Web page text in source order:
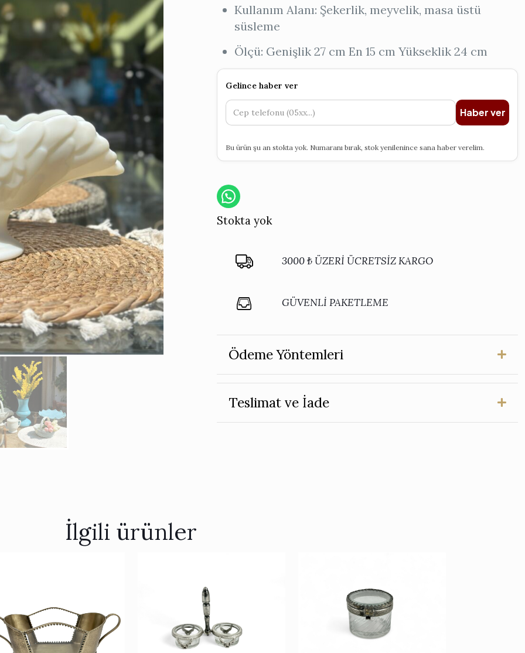
Kullanım Alanı: Şekerlik, meyvelik, masa üstü
süsleme
Ölçü: Genişlik 27 cm En 15 cm Yükseklik 24 cm
Gelince haber ver
Haber ver
Bu ürün şu an stokta yok. Numaranı bırak, stok yenilenince sana haber verelim.
Stokta yok
3000 ₺ ÜZERİ ÜCRETSİZ KARGO
GÜVENLİ PAKETLEME
Ödeme Yöntemleri
Teslimat ve İade
İlgili ürünler